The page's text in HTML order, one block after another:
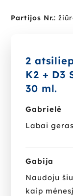
Partijos Nr.:
2
K2 + D3
30 ml.
Gabrielė
Labai geras
Gabija
Naudoju
kaip